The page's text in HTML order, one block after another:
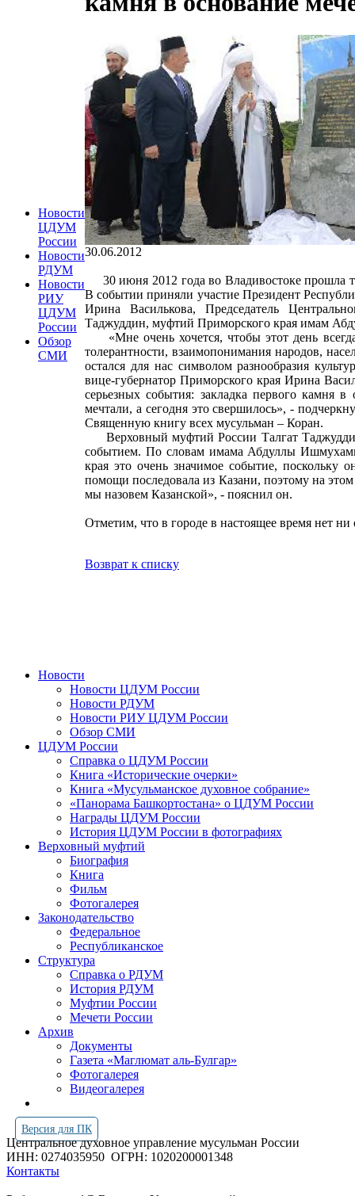
Новости
ЦДУМ
России
Новости
РДУМ
Новости
РИУ
ЦДУМ
России
Обзор
СМИ
30.06.2012
30 июня 2012 года во Владивостоке прошла
В событии приняли участие Президент
Ирина Василькова, Председатель
Таджуддин, муфтий Приморского края имам
«Мне очень хочется, чтобы этот день
толерантности, взаимопонимания народов,
остался для нас символом разнообразия
вице-губернатор Приморского края Ирина
серьезных события: закладка первого камня
мечтали, а сегодня это свершилось», -
Священную книгу всех мусульман –
Верховный муфтий России Талгат
событием. По словам имама Абдуллы
края это очень значимое событие,
помощи последовала из Казани, поэтому на
мы назовем Казанской», - пояснил он.
Отметим, что в городе в настоящее время нет
Возврат к списку
Новости
Новости ЦДУМ России
Новости РДУМ
Новости РИУ ЦДУМ России
Обзор СМИ
ЦДУМ России
Справка о ЦДУМ России
Книга «Исторические очерки»
Книга «Мусульманское духовное собрание»
«Панорама Башкортостана» о ЦДУМ России
Награды ЦДУМ России
История ЦДУМ России в фотографиях
Верховный муфтий
Биография
Книга
Фильм
Фотогалерея
Законодательство
Федеральное
Республиканское
Структура
Справка о РДУМ
История РДУМ
Муфтии России
Мечети России
Архив
Документы
Газета «Маглюмат аль-Булгар»
Фотогалерея
Видеогалерея
Версия для ПК
Центральное духовное управление мусульман России
ИНН: 0274035950 ОГРН: 1020200001348
Контакты